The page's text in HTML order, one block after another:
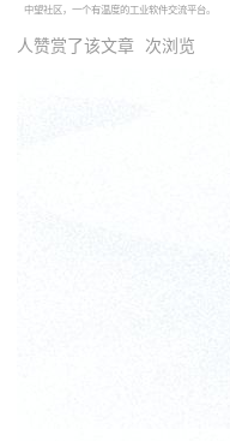
中望社区，一个有温度的工业软件交流平台。
人赞赏了该文章 次浏览